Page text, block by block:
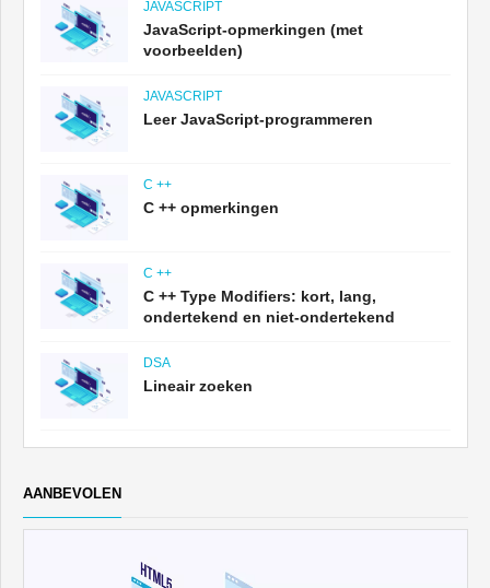
JAVASCRIPT
JavaScript-opmerkingen (met
voorbeelden)
JAVASCRIPT
Leer JavaScript-programmeren
C ++
C ++ opmerkingen
C ++
C ++ Type Modifiers: kort, lang,
ondertekend en niet-ondertekend
DSA
Lineair zoeken
AANBEVOLEN